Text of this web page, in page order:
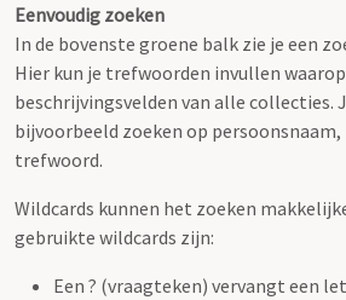
Eenvoudig zoeken
In de bovenste groene balk zie je een
Hier kun je trefwoorden invullen
beschrijvingsvelden van alle collecties.
bijvoorbeeld zoeken op
trefwoord.
Wildcards kunnen het zoeken
gebruikte wildcards zijn:
Een ? (vraagteken) vervangt een